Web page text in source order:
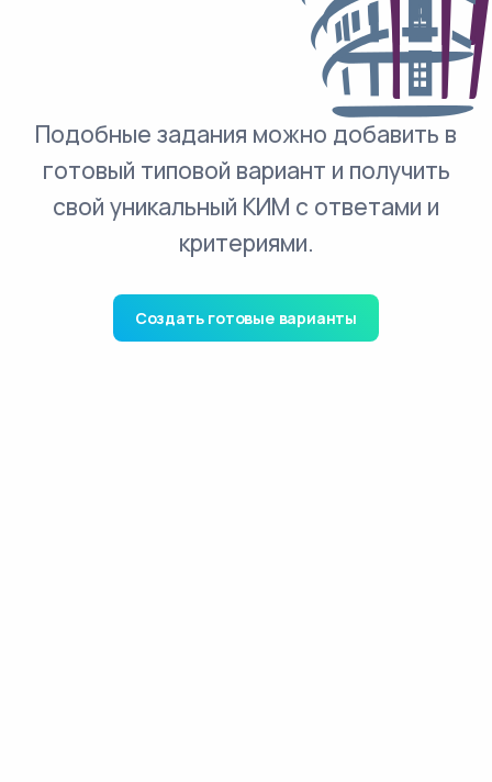
Подобные задания можно добавить в
готовый типовой вариант и получить
свой уникальный КИМ с ответами и
критериями.
Создать готовые варианты